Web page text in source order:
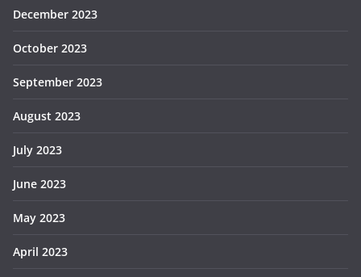
December 2023
October 2023
September 2023
August 2023
July 2023
June 2023
May 2023
April 2023